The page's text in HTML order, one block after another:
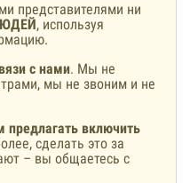
представителями ни
, используя
с нами. Мы не
мы не звоним и не
включить
сделать это за
– вы общаетесь с